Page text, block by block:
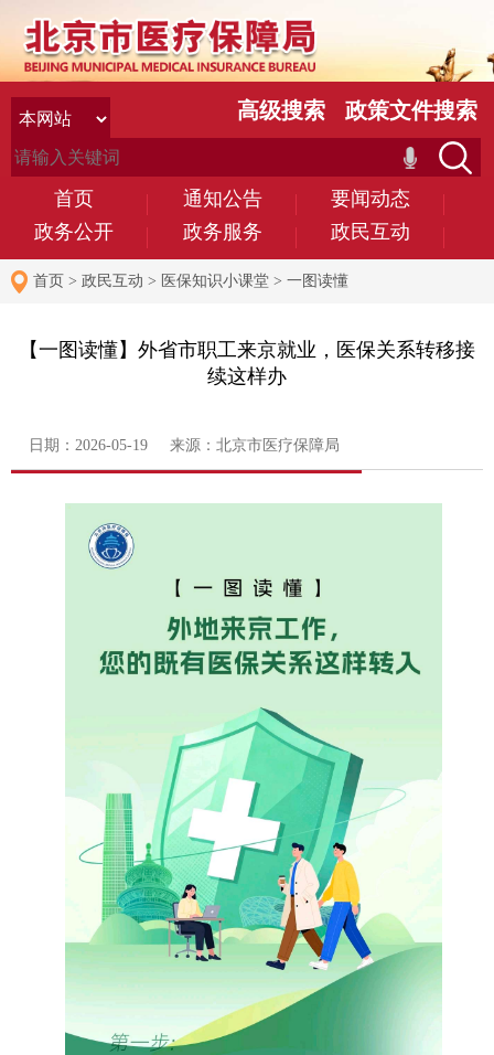
首页 通知公告
要闻动态
政务公开
政务服务 政民互动
高级搜索 政策文件搜索
首页 > 政民互动 > 医保知识小课堂 > 一图读懂
【一图读懂】外省市职工来京就业，医保关系转移接
续这样办
日期：2026-05-19 来源：北京市医疗保障局